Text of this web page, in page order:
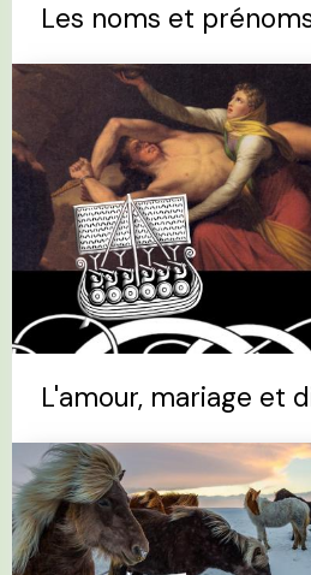
Les noms et
L'amour, mariage et